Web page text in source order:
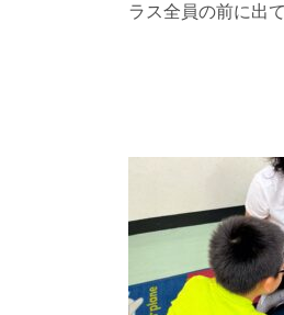
ラス全員の前に出